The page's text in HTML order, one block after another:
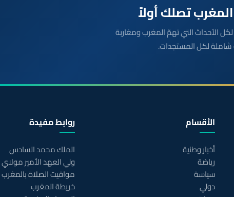
مباشرة لكل الأحداث التي تهمّ المغرب ومغاربة
شاملة لكل المستجدات.
الأقسام
أخبار وطنية
رياضة
سياسة
دولي
روابط مفيدة
الملك محمد السادس
ولي العهد الأمير
مواقيت الصلاة بالمغرب
خريطة المغرب